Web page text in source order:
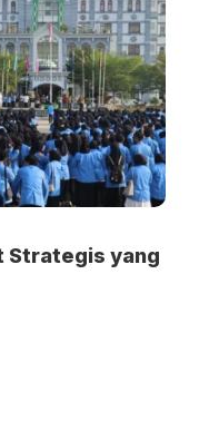
Strategis yang